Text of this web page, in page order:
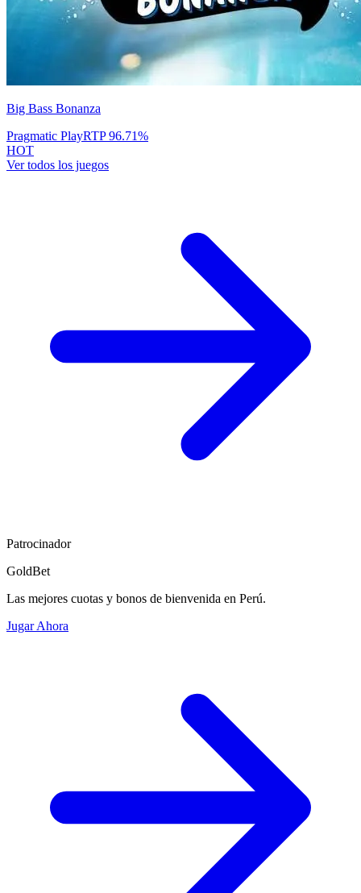
Big Bass Bonanza
Pragmatic PlayRTP96.71%
HOT
Ver todos los juegos
Patrocinador
GoldBet
Las mejores cuotas y bonos de bienvenida en Perú.
Jugar Ahora